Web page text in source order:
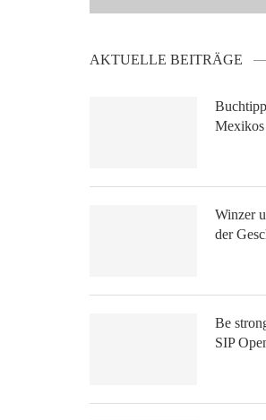
AKTUELLE BEITRÄGE
Winzer
der
Be
SIP